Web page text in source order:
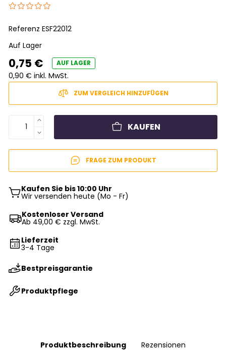
ReferenzESF22012
Auf Lager
0,75 € AUF LAGER
0,90 € inkl. MwSt.
ZUM VERGLEICH HINZUFÜGEN
KAUFEN
FRAGE ZUM PRODUKT
Kaufen Sie bis 10:00 Uhr
Wir versenden heute (Mo - Fr)
Kostenloser Versand
Ab 49,00 € zzgl. MwSt.
Lieferzeit
3-4 Tage
Bestpreisgarantie
Produktpflege
Produktbeschreibung Rezensionen